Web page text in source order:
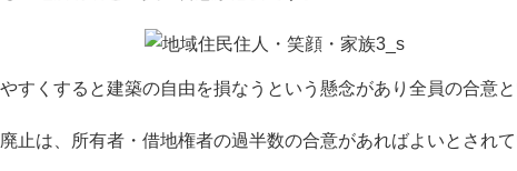
すくすると建築の自由を損なうという懸念があり全員の合意
止は、所有者・借地権者の過半数の合意があればよいとされて